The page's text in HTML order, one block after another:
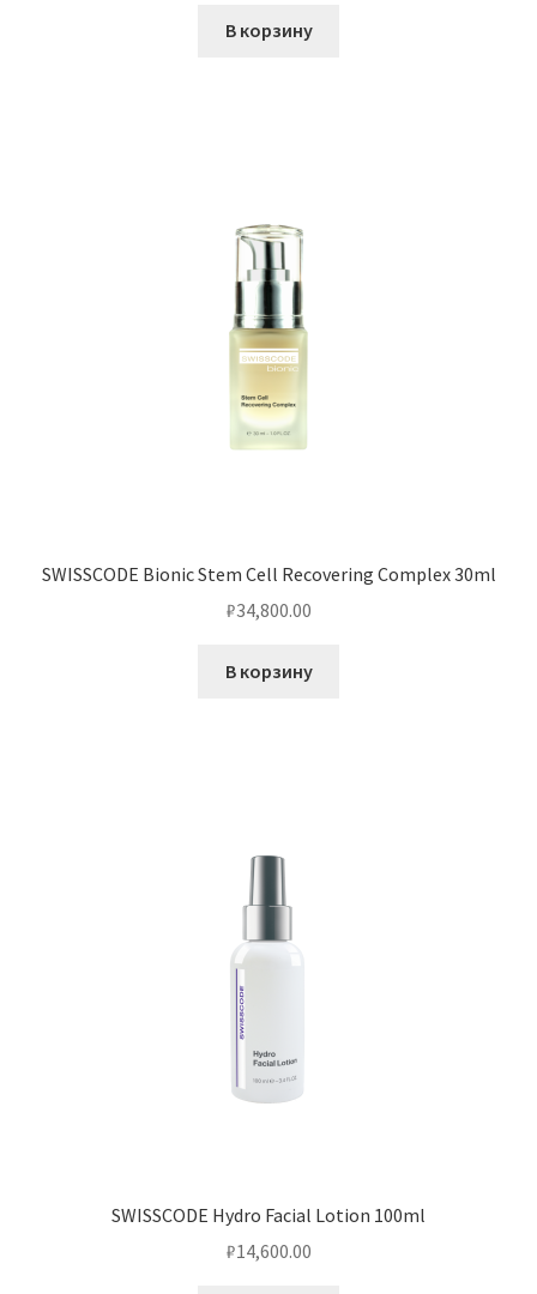
В корзину
SWISSCODE Bionic Stem Cell Recovering Complex 30ml
₽34,800.00
В корзину
SWISSCODE Hydro Facial Lotion 100ml
₽14,600.00